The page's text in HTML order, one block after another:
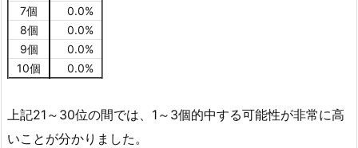
7個
0.0%
8個
0.0%
9個
0.0%
10個
0.0%
上記21～30位の間では、1～3個的中する可能性が非常に高
いことが分かりました。